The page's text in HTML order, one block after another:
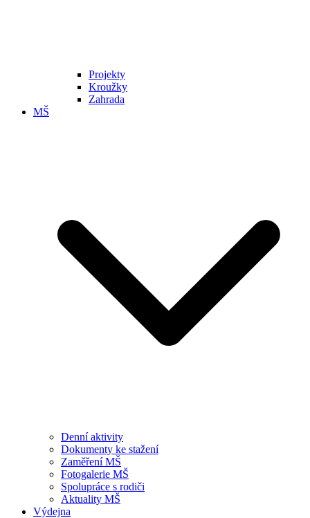
Projekty
Kroužky
Zahrada
MŠ
Denní aktivity
Dokumenty ke stažení
Zaměření MŠ
Fotogalerie MŠ
Spolupráce s rodiči
Aktuality MŠ
Výdejna